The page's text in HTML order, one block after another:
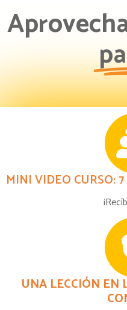
MINI VIDEO CURSO:
UNA LECCIÓN EN